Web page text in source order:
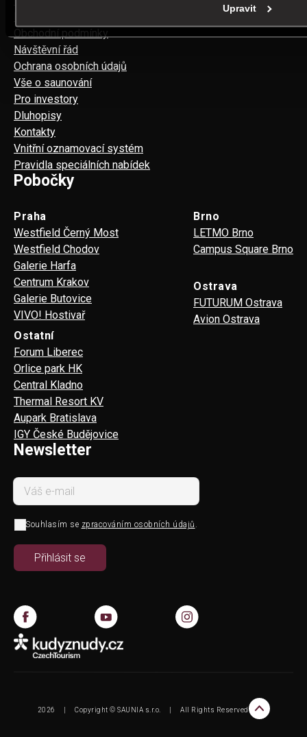
Upravit
Obchodní podmínky
Návštěvní řád
Ochrana osobních údajů
Vše o saunování
Pro investory
Dluhopisy
Kontakty
Vnitřní oznamovací systém
Pravidla speciálních nabídek
Pobočky
Praha
Westfield Černý Most
Westfield Chodov
Galerie Harfa
Centrum Krakov
Galerie Butovice
VIVO! Hostivař
Brno
LETMO Brno
Campus Square Brno
Ostrava
FUTURUM Ostrava
Avion Ostrava
Ostatní
Forum Liberec
Orlice park HK
Central Kladno
Thermal Resort KV
Aupark Bratislava
IGY České Budějovice
Newsletter
Souhlasím se zpracováním osobních údajů .
2026 Copyright © SAUNIA s.r.o. All Rights Reserved